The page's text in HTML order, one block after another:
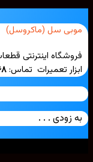
سل (ماکروسل)
اینترنتی قطعات
تعمیرات تماس:
زودی . . .